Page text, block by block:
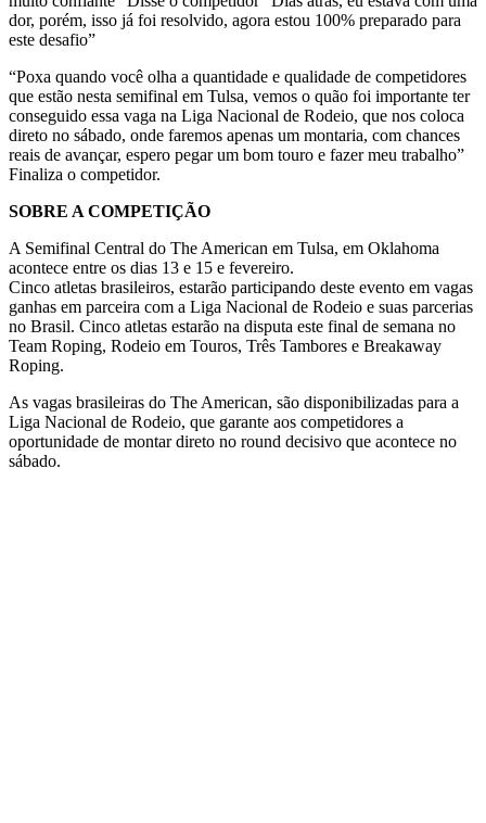
dor, porém, isso já foi resolvido, agora estou 100% preparado para
este desafio”
“Poxa quando você olha a quantidade e qualidade de competidores
que estão nesta semifinal em Tulsa, vemos o quão foi importante ter
conseguido essa vaga na Liga Nacional de Rodeio, que nos coloca
direto no sábado, onde faremos apenas um montaria, com chances
reais de avançar, espero pegar um bom touro e fazer meu trabalho”
Finaliza o competidor.
SOBRE A COMPETIÇÃO
A Semifinal Central do The American em Tulsa, em Oklahoma
acontece entre os dias 13 e 15 e fevereiro.
Cinco atletas brasileiros, estarão participando deste evento em vagas
ganhas em parceira com a Liga Nacional de Rodeio e suas parcerias
no Brasil. Cinco atletas estarão na disputa este final de semana no
Team Roping, Rodeio em Touros, Três Tambores e Breakaway
Roping.
As vagas brasileiras do The American, são disponibilizadas para a
Liga Nacional de Rodeio, que garante aos competidores a
oportunidade de montar direto no round decisivo que acontece no
sábado.